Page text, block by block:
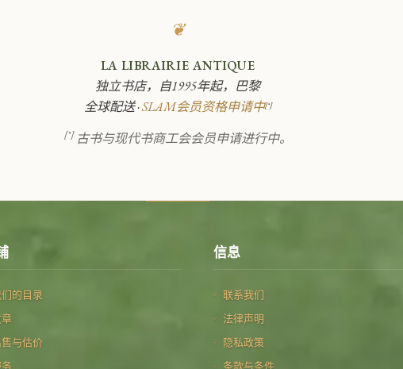
❦
LA LIBRAIRIE ANTIQUE
独立书店，自1995年起，巴黎
全球配送 ·SLAM会员资格申请中[*]
[*]古书与现代书商工会会员申请进行中。
的目录
与估价
信息
联系我们
法律声明
隐私政策
条款与条件